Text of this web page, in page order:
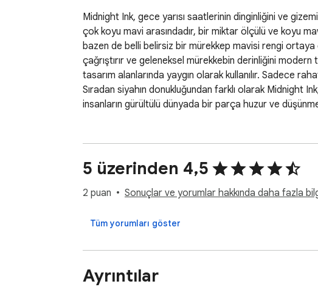
Midnight Ink, gece yarısı saatlerinin dinginliğini ve
çok koyu mavi arasındadır, bir miktar ölçülü ve koyu
bazen de belli belirsiz bir mürekkep mavisi rengi ortaya
çağrıştırır ve geleneksel mürekkebin derinliğini modern
tasarım alanlarında yaygın olarak kullanılır. Sadece
Sıradan siyahın donukluğundan farklı olarak Midnight
insanların gürültülü dünyada bir parça huzur ve
5 üzerinden 4,5
2 puan Sonuçlar ve yorumlar hakkında daha fazla
Tüm yorumları göster
Ayrıntılar